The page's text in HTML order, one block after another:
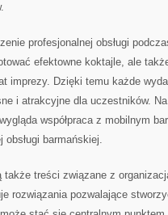
profesjonalnej obsługi
efektowne koktajle, ale
imprezy. Dzięki temu każde
i atrakcyjne dla uczestników.
współpraca z mobilnym
obsługi barmańskiej.
treści związane z
rozwiązania pozwalające